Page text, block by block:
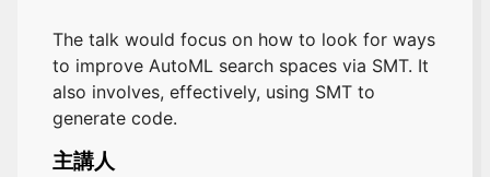
The talk would focus on how to look for ways
to improve AutoML search spaces via SMT. It
also involves, effectively, using SMT to
generate code.
主講人